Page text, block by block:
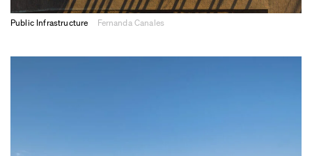
Public Infrastructure Fernanda Canales